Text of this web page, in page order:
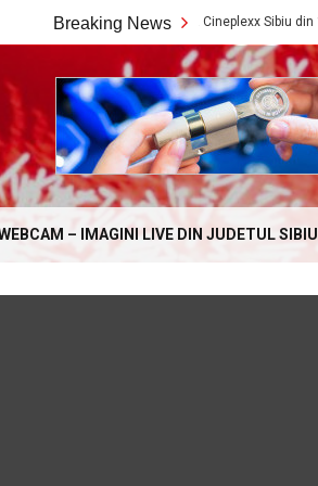
Breaking News
Ce filme noi vedem la Cineplexx Sibiu din 1 noiembrie
– IMAGINI LIVE DIN JUDETUL SIBIU